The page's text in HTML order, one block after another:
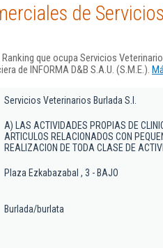
de
que ocupa Servicios
de INFORMA D&B S.A.U. (S.M.E.).
Servicios Veterinarios Burlada S.l.
A) LAS ACTIVIDADES PROPIAS DE
ARTICULOS RELACIONADOS CON
REALIZACION DE TODA CLASE DE
Plaza Ezkabazabal , 3 - BAJO
Burlada/burlata